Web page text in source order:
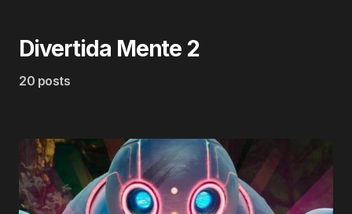
Divertida Mente 2
20 posts